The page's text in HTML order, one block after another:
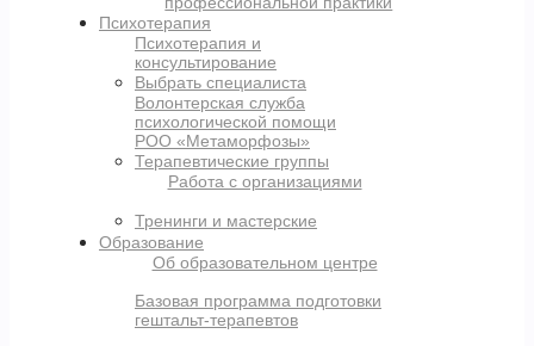
Психотерапия
Психотерапия и
консультирование
Выбрать специалиста
Волонтерская служба
психологической помощи
РОО «Метаморфозы»
Терапевтические группы
Работа с организациями
Тренинги и мастерские
Образование
Об образовательном центре
Базовая программа подготовки
гештальт-терапевтов